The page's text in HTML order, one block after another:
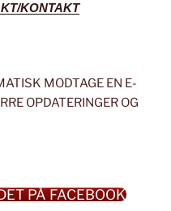
KONTAKT
MODTAGE EN E-
OPDATERINGER OG
PÅ FACEBOOK